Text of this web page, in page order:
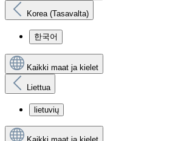
Korea (Tasavalta)
한국어
Kaikki maat ja kielet
Liettua
lietuvių